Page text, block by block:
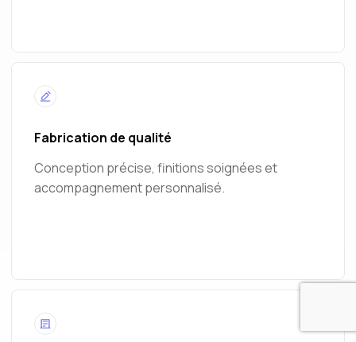
Fabrication de qualité
Conception précise, finitions soignées et
accompagnement personnalisé.